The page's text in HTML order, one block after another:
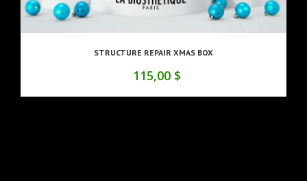
STRUCTURE REPAIR XMAS BOX
115,00 $